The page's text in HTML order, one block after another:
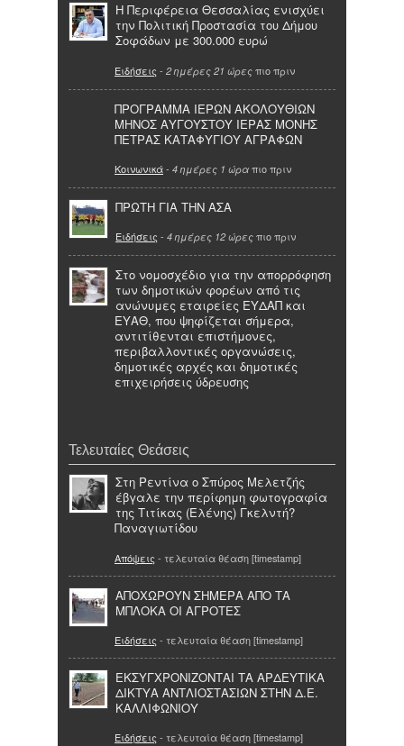
Η Περιφέρεια Θεσσαλίας ενισχύει
την Πολιτική Προστασία του Δήμου
Σοφάδων με 300.000 ευρώ
Ειδήσεις - 2 ημέρες 21 ώρες πιο πριν
ΠΡΟΓΡΑΜΜΑ ΙΕΡΩΝ ΑΚΟΛΟΥΘΙΩΝ
ΜΗΝΟΣ ΑΥΓΟΥΣΤΟΥ ΙΕΡΑΣ ΜΟΝΗΣ
ΠΕΤΡΑΣ ΚΑΤΑΦΥΓΙΟΥ ΑΓΡΑΦΩΝ
Κοινωνικά- 4 ημέρες 1 ώρα πιο πριν
ΠΡΩΤΗ ΓΙΑ ΤΗΝ ΑΣΑ
Ειδήσεις - 4 ημέρες 12 ώρες πιο πριν
Στο νομοσχέδιο για την απορρόφηση
των δημοτικών φορέων από τις
ανώνυμες εταιρείες ΕΥΔΑΠ και
ΕΥΑΘ, που ψηφίζεται σήμερα,
αντιτίθενται επιστήμονες,
περιβαλλοντικές οργανώσεις,
δημοτικές αρχές και δημοτικές
επιχειρήσεις ύδρευσης
Τελευταίες Θεάσεις
Στη Ρεντίνα ο Σπύρος Μελετζής
έβγαλε την περίφημη φωτογραφία
της Τιτίκας (Ελένης) Γκελντή?
Παναγιωτίδου
Απόψεις - τελευταία θέαση [timestamp]
ΑΠΟΧΩΡΟΥΝ ΣΗΜΕΡΑ ΑΠΟ ΤΑ
ΜΠΛΟΚΑ ΟΙ ΑΓΡΟΤΕΣ
Ειδήσεις - τελευταία θέαση [timestamp]
ΕΚΣΥΓΧΡΟΝΙΖΟΝΤΑΙ ΤΑ ΑΡΔΕΥΤΙΚΑ
ΔΙΚΤΥΑ ΑΝΤΛΙΟΣΤΑΣΙΩΝ ΣΤΗΝ Δ.Ε.
ΚΑΛΛΙΦΩΝΙΟΥ
Ειδήσεις - τελευταία θέαση [timestamp]